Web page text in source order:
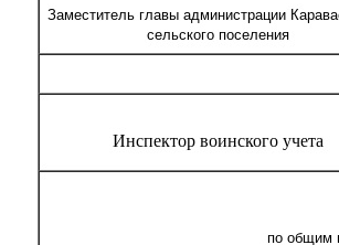
Заместитель главы администрации
сельского поселения
Инспектор воинского учета
по общим